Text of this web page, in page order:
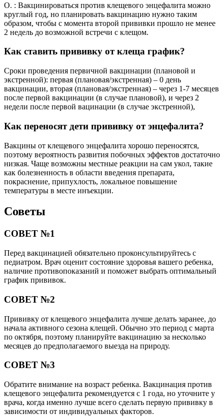
О. : Вакцинироваться против клещевого энцефалита можно
круглый год, но планировать вакцинацию нужно таким
образом, чтобы с момента второй прививки прошло не менее
2 недель до возможной встречи с клещом.
Как ставить прививку от клеща график?
Сроки проведения первичной вакцинации (плановой и
экстренной): первая (плановая/экстренная) – 0 день
вакцинации, вторая (плановая/экстренная) – через 1-7 месяцев
после первой вакцинации (в случае плановой), и через 2
недели после первой вацинации (в случае экстренной),
Как переносят дети прививку от энцефалита?
Вакцины от клещевого энцефалита хорошо переносятся,
поэтому вероятность развития побочных эффектов достаточно
низкая. Чаще возможны местные реакции на сам укол, такие
как болезненность в области введения препарата,
покраснение, припухлость, локальное повышение
температуры в месте инъекции.
Советы
СОВЕТ №1
Перед вакцинацией обязательно проконсультируйтесь с
педиатром. Врач оценит состояние здоровья вашего ребенка,
наличие противопоказаний и поможет выбрать оптимальный
график прививок.
СОВЕТ №2
Прививку от клещевого энцефалита лучше делать заранее, до
начала активного сезона клещей. Обычно это период с марта
по октября, поэтому планируйте вакцинацию за несколько
месяцев до предполагаемого выезда на природу.
СОВЕТ №3
Обратите внимание на возраст ребенка. Вакцинация против
клещевого энцефалита рекомендуется с 1 года, но уточните у
врача, когда именно лучше всего сделать первую прививку в
зависимости от индивидуальных факторов.